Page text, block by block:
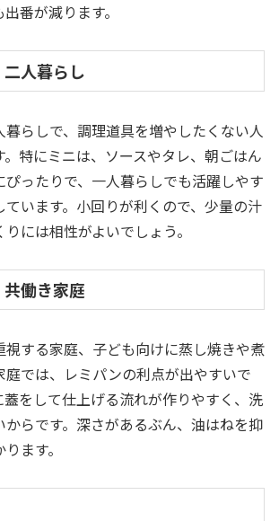
番が減ります。
人暮らし
暮らしで、調理道具を増やしたくない人
。特にミニは、ソースやタレ、朝ごはん
ったりで、一人暮らしでも活躍しやす
ています。小回りが利くので、少量の汁
には相性がよいでしょう。
働き家庭
視する家庭、子ども向けに蒸し焼きや煮
庭では、レミパンの利点が出やすいで
蓋をして仕上げる流れが作りやすく、洗
からです。深さがあるぶん、油はねを抑
ます。